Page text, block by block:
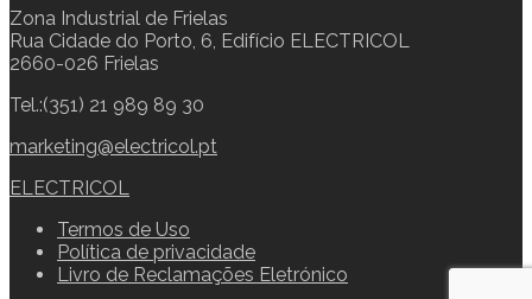
Zona Industrial de Frielas
Rua Cidade do Porto, 6, Edifício ELECTRICOL
2660-026 Frielas
Tel.:(351) 21 989 89 30
marketing@electricol.pt
ELECTRICOL
Termos de Uso
Política de privacidade
Livro de Reclamações Eletrónico